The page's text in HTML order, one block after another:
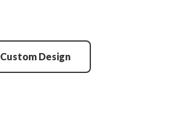
Custom Design